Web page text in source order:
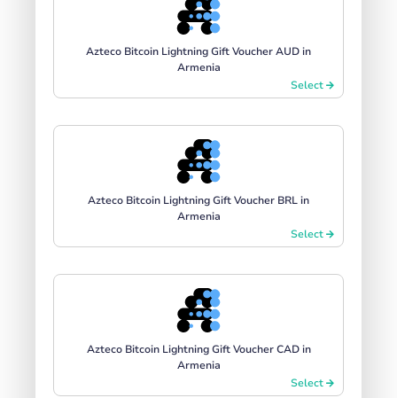
Azteco Bitcoin Lightning Gift Voucher AUD in
Armenia
Select
Azteco Bitcoin Lightning Gift Voucher BRL in
Armenia
Select
Azteco Bitcoin Lightning Gift Voucher CAD in
Armenia
Select